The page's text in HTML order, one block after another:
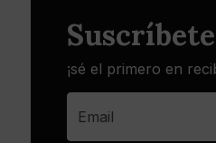
¡sé el primero en